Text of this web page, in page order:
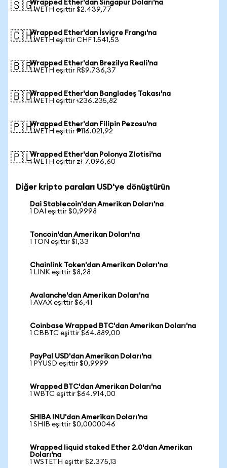
🇸🇬Wrapped Ether'dan Singapur Doları'na
1 WETH eşittir $2.439,77
🇨🇭Wrapped Ether'dan İsviçre Frangı'na
1 WETH eşittir CHF 1.541,53
🇧🇷Wrapped Ether'dan Brezilya Reali'na
1 WETH eşittir R$9.736,37
🇧🇩Wrapped Ether'dan Bangladeş Takası'na
1 WETH eşittir ৳236.235,82
🇵🇭Wrapped Ether'dan Filipin Pezosu'na
1 WETH eşittir ₱116.021,92
🇵🇱Wrapped Ether'dan Polonya Zlotisi'na
1 WETH eşittir zł 7.096,60
Diğer kripto paraları USD'ye dönüştürün
Dai Stablecoin'dan Amerikan Doları'na
1 DAI eşittir $0,9998
Toncoin'dan Amerikan Doları'na
1 TON eşittir $1,33
Chainlink Token'dan Amerikan Doları'na
1 LINK eşittir $8,28
Avalanche'dan Amerikan Doları'na
1 AVAX eşittir $6,41
Coinbase Wrapped BTC'dan Amerikan Doları'na
1 CBBTC eşittir $64.889,00
PayPal USD'dan Amerikan Doları'na
1 PYUSD eşittir $0,9999
Wrapped BTC'dan Amerikan Doları'na
1 WBTC eşittir $64.914,00
SHIBA INU'dan Amerikan Doları'na
1 SHIB eşittir $0,0000046
Wrapped liquid staked Ether 2.0'dan Amerikan
Doları'na
1 WSTETH eşittir $2.375,13